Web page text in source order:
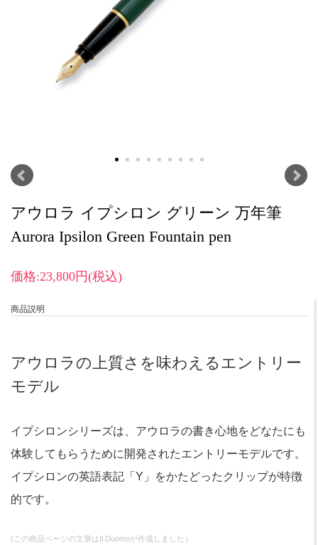
アウロラ イプシロン グリーン 万年筆
Aurora Ipsilon Green Fountain pen
価格:23,800円(税込)
商品説明
アウロラの上質さを味わえるエントリー
モデル
イプシロンシリーズは、アウロラの書き心地をどなたにも
体験してもらうために開発されたエントリーモデルです。
イプシロンの英語表記「Y」をかたどったクリップが特徴
的です。
(この商品ページの文章はIl Duomoが作成しました）